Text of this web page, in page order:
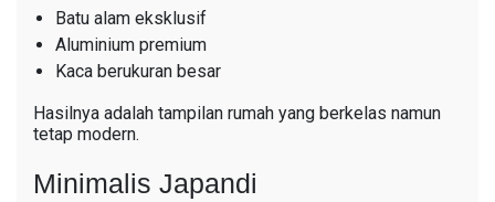
Batu alam eksklusif
Aluminium premium
Kaca berukuran besar
Hasilnya adalah tampilan rumah yang berkelas namun
tetap modern.
Minimalis Japandi